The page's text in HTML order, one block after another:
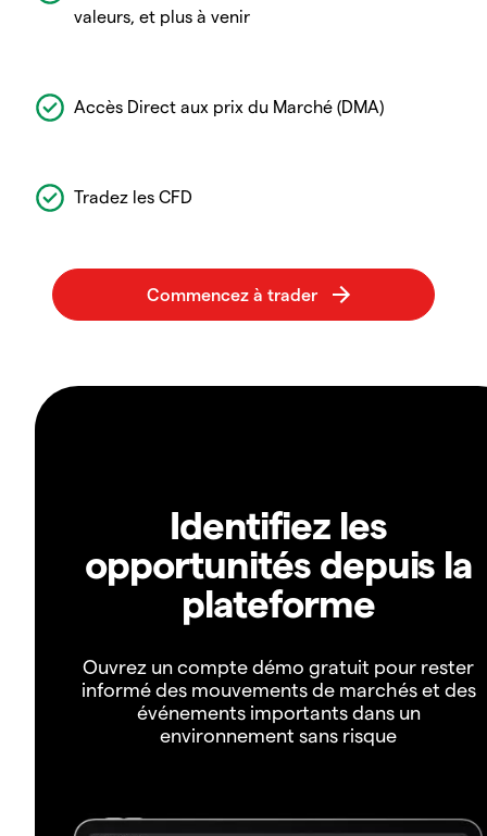
valeurs, et plus à venir
Accès Direct aux prix du Marché (DMA)
Tradez les CFD
Identifiez les
opportunités depuis la
plateforme
Ouvrez un compte démo gratuit pour rester
informé des mouvements de marchés et des
événements importants dans un
environnement sans risque